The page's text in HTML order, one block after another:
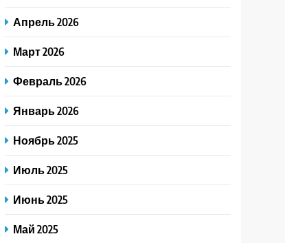
Апрель 2026
Март 2026
Февраль 2026
Январь 2026
Ноябрь 2025
Июль 2025
Июнь 2025
Май 2025